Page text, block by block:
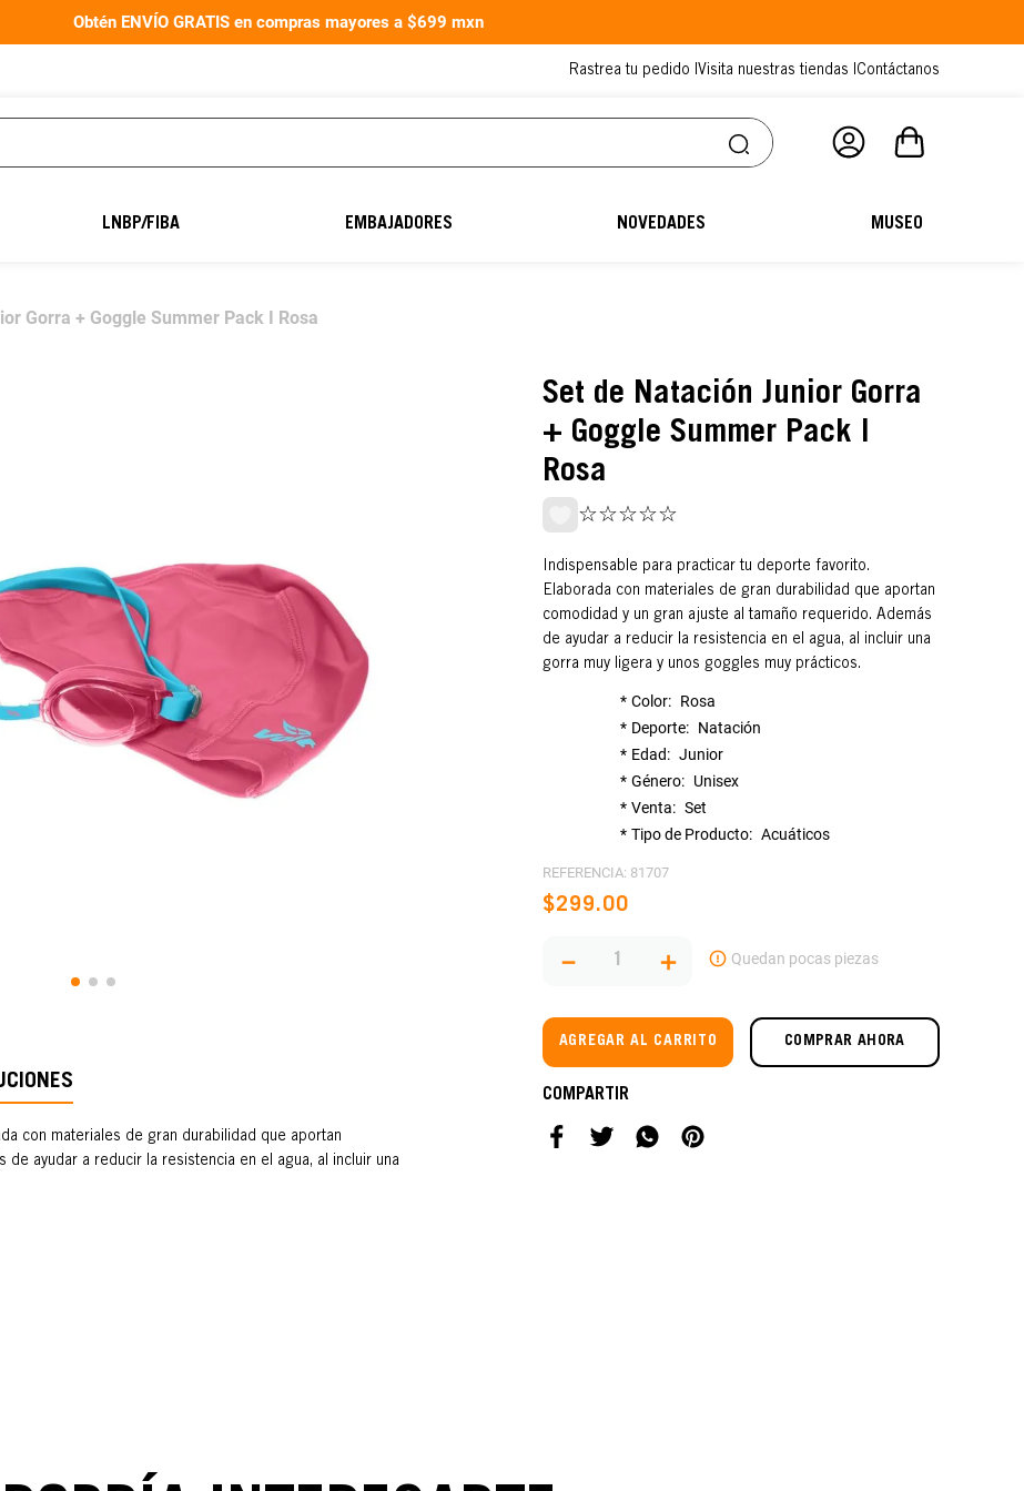
Obtén ENVÍO GRATIS en compras mayores a $699 mxn
Rastrea tu pedido |Visita nuestras tiendas |Contáctanos
LNBP/FIBA EMBAJADORES NOVEDADES MUSEO
Gorra + Goggle Summer Pack I Rosa
con materiales de gran durabilidad que aportan
ayudar a reducir la resistencia en el agua, al incluir una
Set de Natación Junior Gorra
+ Goggle Summer Pack I
Rosa
☆☆☆☆☆
Indispensable para practicar tu deporte favorito.
Elaborada con materiales de gran durabilidad que aportan
comodidad y un gran ajuste al tamaño requerido. Además
de ayudar a reducir la resistencia en el agua, al incluir una
gorra muy ligera y unos goggles muy prácticos.
Color
Rosa
Deporte
Natación
Edad
Junior
Género
Unisex
Venta
Set
Tipo de Producto
Acuáticos
REFERENCIA: 81707
$299.00
＋
－
AGREGAR AL CARRITO COMPRAR AHORA
3. guantes portero
10. espinilleras